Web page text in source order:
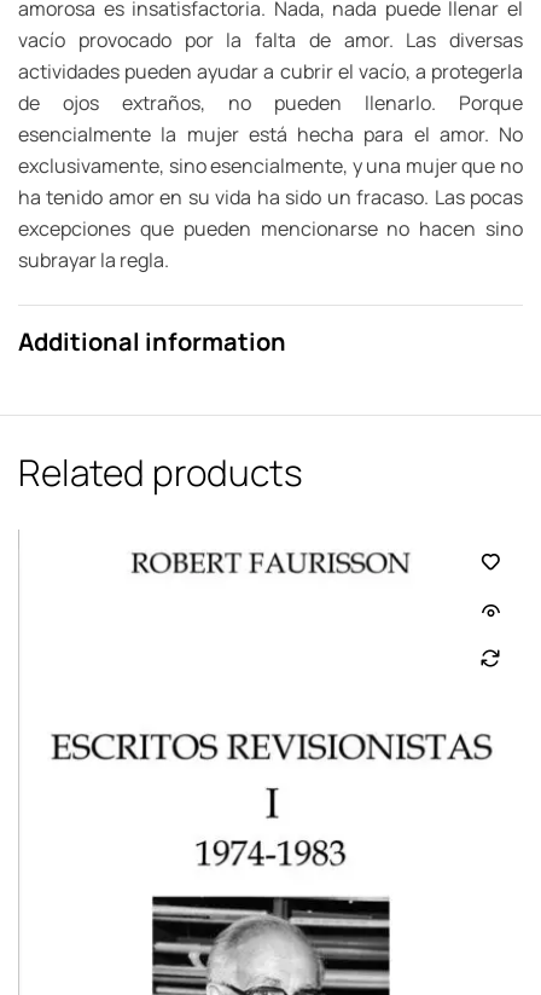
amorosa es insatisfactoria. Nada, nada puede llenar el
vacío provocado por la falta de amor. Las diversas
actividades pueden ayudar a cubrir el vacío, a protegerla
de ojos extraños, no pueden llenarlo. Porque
esencialmente la mujer está hecha para el amor. No
exclusivamente, sino esencialmente, y una mujer que no
ha tenido amor en su vida ha sido un fracaso. Las pocas
excepciones que pueden mencionarse no hacen sino
subrayar la regla.
Additional information
Related products